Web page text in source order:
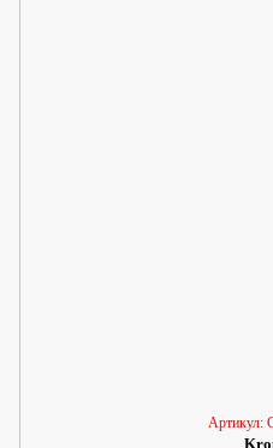
Артикул: